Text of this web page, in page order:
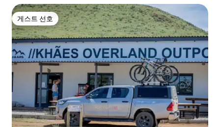
게스트 선호
게스트 선호